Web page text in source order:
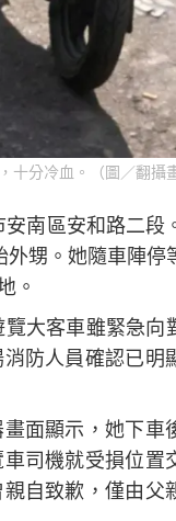
十分冷血。（圖／翻攝
南區安和路二段
甥。她隨車陣
。
大客車雖緊急向
防人員確認已明
面顯示，她下車
司機就受損位置
自致歉，僅由父